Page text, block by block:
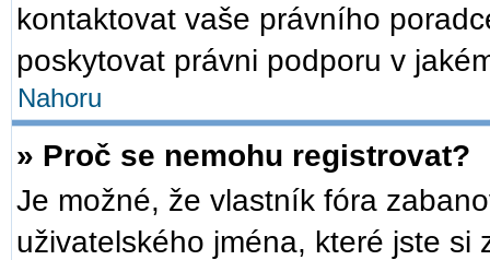
kontaktovat vaše právního
poskytovat právni podporu v
Nahoru
» Proč se nemohu registrovat?
Je možné, že vlastník fóra
uživatelského jména, které jste si